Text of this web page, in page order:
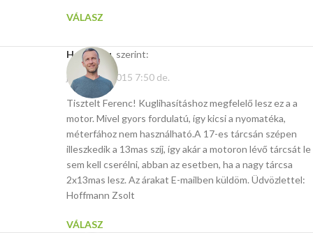
VÁLASZ
Hasito.hu szerint:
január 30, 2015 7:50 de.
Tisztelt Ferenc! Kuglihasításhoz megfelelő lesz ez a a
motor. Mivel gyors fordulatú, így kicsi a nyomatéka,
méterfához nem használható.A 17-es tárcsán szépen
illeszkedik a 13mas szíj, így akár a motoron lévő tárcsát le
sem kell cserélni, abban az esetben, ha a nagy tárcsa
2x13mas lesz. Az árakat E-mailben küldöm. Üdvözlettel:
Hoffmann Zsolt
VÁLASZ